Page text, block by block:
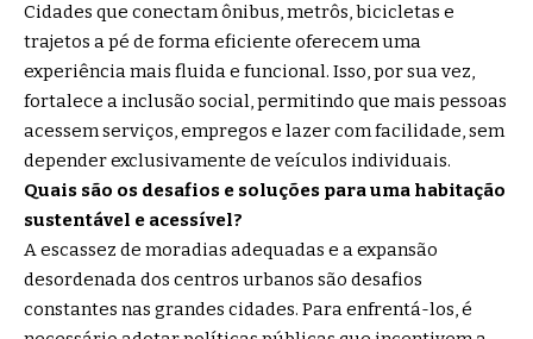
Cidades que conectam ônibus, metrôs, bicicletas e
trajetos a pé de forma eficiente oferecem uma
experiência mais fluida e funcional. Isso, por sua vez,
fortalece a inclusão social, permitindo que mais pessoas
acessem serviços, empregos e lazer com facilidade, sem
depender exclusivamente de veículos individuais.
Quais são os desafios e soluções para uma habitação
sustentável e acessível?
A escassez de moradias adequadas e a expansão
desordenada dos centros urbanos são desafios
constantes nas grandes cidades. Para enfrentá-los, é